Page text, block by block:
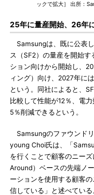
ックで拡大］ 出所：
25年に量産開始、26年
Samsungは、既に公表
ス（SF2）の量産を開始
ション向けから開始し、
ィング）向け、2027年に
という。同社によると、
比較して性能が12％、電
5％削減できるという。
Samsungのファウンド
young Choi氏は、「
を行くことで顧客のニー
Around）ベースの先端ノ
ーションを使用する顧客
信している」と述べている